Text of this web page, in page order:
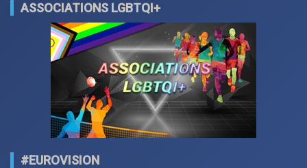
ASSOCIATIONS LGBTQI+
#EUROVISION